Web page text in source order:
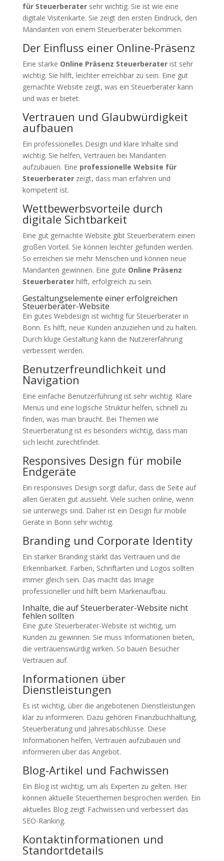
für Steuerberatersehr wichtig. Sie ist wie eine
digitale Visitenkarte. Sie zeigt den ersten Eindruck, den
Mandanten von einem Steuerberater bekommen.
Der Einfluss einer Online-Präsenz
Eine starke Online Präsenz Steuerberaterist sehr
wichtig. Sie hilft, leichter erreichbar zu sein. Eine gut
gemachte Website zeigt, was ein Steuerberater kann
und was er bietet.
Vertrauen und Glaubwürdigkeit
aufbauen
Ein professionelles Design und klare Inhalte sind
wichtig. Sie helfen, Vertrauen bei Mandanten
aufzubauen. Eine professionelle Website für
Steuerberaterzeigt, dass man erfahren und
kompetent ist.
Wettbewerbsvorteile durch
digitale Sichtbarkeit
Eine gut gemachte Website gibt Steuerberatern einen
großen Vorteil. Sie können leichter gefunden werden.
So erreichen sie mehr Menschen und können neue
Mandanten gewinnen. Eine gute Online Präsenz
Steuerberaterhilft, erfolgreich zu sein.
Gestaltungselemente einer erfolgreichen
Steuerberater-Website
Ein gutes Webdesign ist wichtig für Steuerberater in
Bonn. Es hilft, neue Kunden anzuziehen und zu halten.
Durch kluge Gestaltung kann die Nutzererfahrung
verbessert werden.
Benutzerfreundlichkeit und
Navigation
Eine einfache Benutzerführung ist sehr wichtig. Klare
Menüs und eine logische Struktur helfen, schnell zu
finden, was man braucht. Bei Themen wie
Steuerberatung ist es besonders wichtig, dass man
sich leicht zurechtfindet.
Responsives Design für mobile
Endgeräte
Ein responsives Design sorgt dafür, dass die Seite auf
allen Geräten gut aussieht. Viele suchen online, wenn
sie unterwegs sind. Daher ist ein Design für mobile
Geräte in Bonn sehr wichtig.
Branding und Corporate Identity
Ein starker Branding stärkt das Vertrauen und die
Erkennbarkeit. Farben, Schriftarten und Logos sollten
immer gleich sein. Das macht das Image
professioneller und hilft beim Markenaufbau.
Inhalte, die auf Steuerberater-Website nicht
fehlen sollten
Eine gute Steuerberater-Website ist wichtig, um
Kunden zu gewinnen. Sie muss Informationen bieten,
die vertrauenswürdig wirken. So bauen Besucher
Vertrauen auf.
Informationen über
Dienstleistungen
Es ist wichtig, über die angebotenen Dienstleistungen
klar zu informieren. Dazu gehören Finanzbuchhaltung,
Steuerberatung und Jahresabschlüsse. Diese
Informationen helfen, Vertrauen aufzubauen und
informieren über das Angebot.
Blog-Artikel und Fachwissen
Ein Blog ist wichtig, um als Experten zu gelten. Hier
können aktuelle Steuerthemen besprochen werden. Ein
aktuelles Blog zeigt Fachwissen und verbessert das
SEO-Ranking.
Kontaktinformationen und
Standortdetails